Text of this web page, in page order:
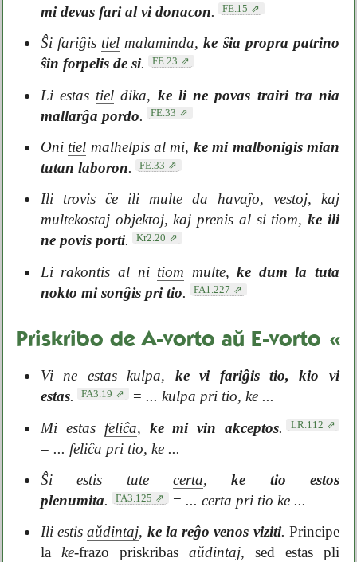
mi devas fari al vi donacon. FE.15
Ŝi fariĝis tiel malaminda,ke ŝia propra patrino
ŝin forpelis de si. FE.23
Li estas tiel dika, ke li ne povas trairi tra nia
mallarĝa pordo. FE.33
Oni tiel malhelpis al mi, ke mi malbonigis mian
tutan laboron. FE.33
Ili trovis ĉe ili multe da havaĵo, vestoj, kaj
multekostaj objektoj, kaj prenis al si tiom,ke ili
ne povis porti. Kr2.20
Li rakontis al ni tiom multe,ke dum la tuta
nokto mi sonĝis pri tio. FA1.227
Priskribo de A-vorto aŭ E-vorto «
Vi ne estaskulpa, ke vi fariĝis tio, kio vi
estas. FA3.19 = ... kulpa pri tio, ke ...
Mi estas feliĉa, ke mi vin akceptos. LR.112
= ... feliĉa pri tio, ke ...
Ŝi estis tute certa,ke tio estos
plenumita. FA3.125 = ... certa pri tio ke ...
Ili estisaŭdintaj, ke la reĝo venos viziti. Principe
la ke-frazo priskribas aŭdintaj, sed estas pli